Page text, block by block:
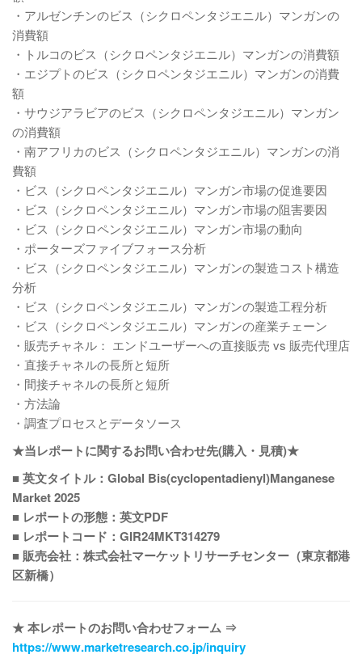
・アルゼンチンのビス（シクロペンタジエニル）マンガンの
消費額
・トルコのビス（シクロペンタジエニル）マンガンの消費額
・エジプトのビス（シクロペンタジエニル）マンガンの消費
額
・サウジアラビアのビス（シクロペンタジエニル）マンガン
の消費額
・南アフリカのビス（シクロペンタジエニル）マンガンの消
費額
・ビス（シクロペンタジエニル）マンガン市場の促進要因
・ビス（シクロペンタジエニル）マンガン市場の阻害要因
・ビス（シクロペンタジエニル）マンガン市場の動向
・ポーターズファイブフォース分析
・ビス（シクロペンタジエニル）マンガンの製造コスト構造
分析
・ビス（シクロペンタジエニル）マンガンの製造工程分析
・ビス（シクロペンタジエニル）マンガンの産業チェーン
・販売チャネル： エンドユーザーへの直接販売 vs 販売代理店
・直接チャネルの長所と短所
・間接チャネルの長所と短所
・方法論
・調査プロセスとデータソース
★当レポートに関するお問い合わせ先(購入・見積)★
■ 英文タイトル：Global Bis(cyclopentadienyl)Manganese
Market 2025
■ レポートの形態：英文PDF
■ レポートコード：GIR24MKT314279
■ 販売会社：株式会社マーケットリサーチセンター（東京都港
区新橋）
★ 本レポートのお問い合わせフォーム ⇒
https://www.marketresearch.co.jp/inquiry